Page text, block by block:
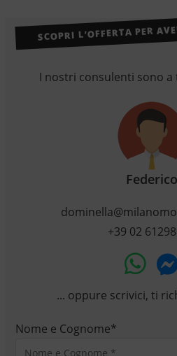
SCOPRI L’OFFERTA PER
I nostri consulenti sono a
Federico
+39 02
... oppure scrivici, ti
Nome e Cognome*